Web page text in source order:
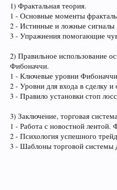
1) Фрактальная теория.
1 - Основные моменты
2 - Истинные и ложные сигналы
3 - Упражнения помогающие
2) Правильное использование
Фибоначчи.
1 - Ключевые уровни
2 - Уровни для входа в сделку и
3 - Правило установки стоп
3) Заключение, торговая
1 - Работа с новостной лентой.
2 - Психология успешного
3 - Шаблоны торговой системы